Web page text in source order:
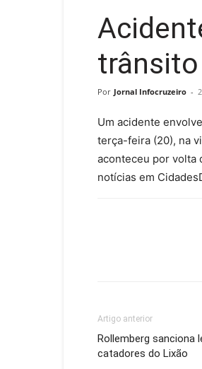
Por Jornal Infocruzeiro -
Um acidente
terça-feira (20), na
aconteceu por volta
notícias em
Artigo anterior
Rollemberg sanciona
catadores do Lixão